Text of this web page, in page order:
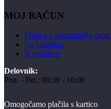
MOJ RAČUN
Prijava v uporabniški
Na blagajno
V košarico
Delovnik:
Pon. - Pet.: 08:30 - 16:00
Omogočamo plačila s kartico